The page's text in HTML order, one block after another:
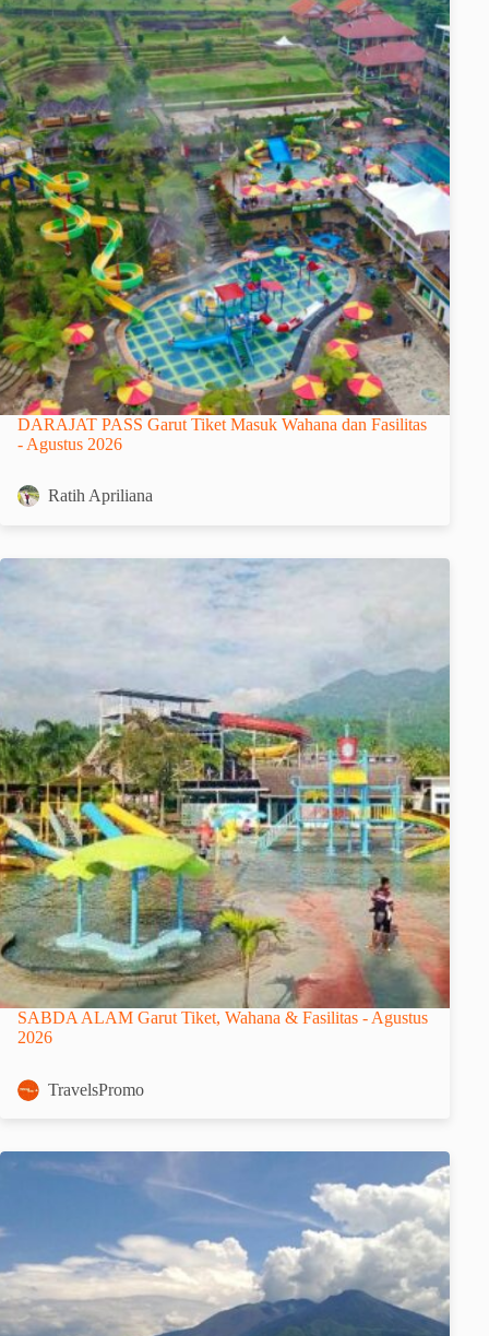
DARAJAT PASS Garut Tiket Masuk Wahana dan Fasilitas
- Agustus 2026
Ratih Apriliana
SABDA ALAM Garut Tiket, Wahana & Fasilitas - Agustus
2026
TravelsPromo